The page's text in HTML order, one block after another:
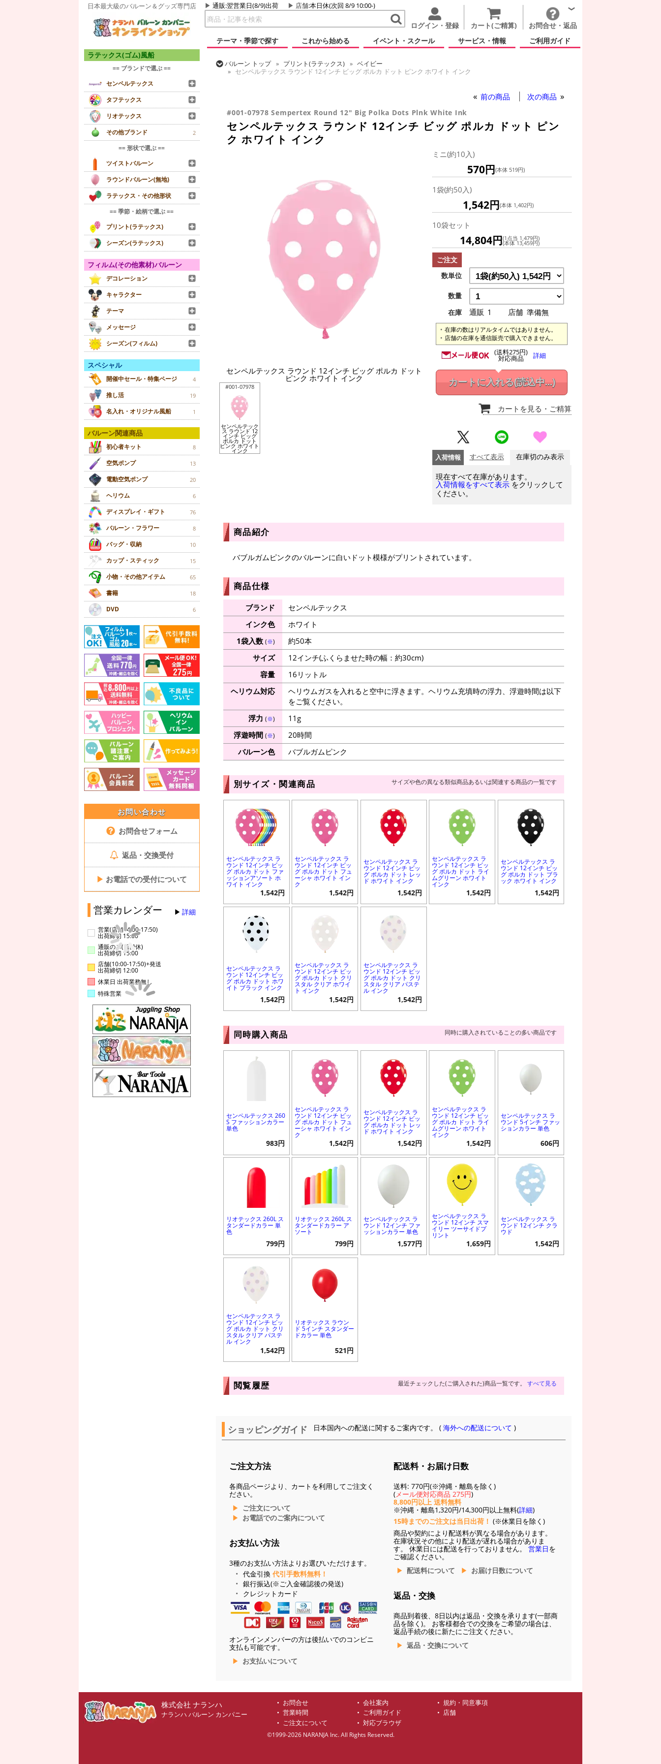
日本最大級のバルーン＆グッズ専門店 通販:翌営業日(8/9)出荷 店舗:本日休(次回 8/9 10:00-)
ログイン・登録 カート(ご精算)
お問合せ・返品
テーマ・季節で探す
これから始める イベント・スクール サービス・情報 ご利用ガイド
ラテックス(ゴム)風船
== ブランドで選ぶ ==
センペルテックス
タフテックス
リオテックス
その他ブランド
2
== 形状で選ぶ ==
ツイストバルーン
ラウンドバルーン(無地)
ラテックス・その他形状
== 季節・絵柄で選ぶ ==
プリント(ラテックス)
シーズン(ラテックス)
フィルム(その他素材)バルーン
デコレーション
キャラクター
テーマ
メッセージ
シーズン(フィルム)
スペシャル
開催中セール・特集ページ 4
推し活 19
名入れ・オリジナル風船 1
バルーン関連商品
初心者キット 8
空気ポンプ 13
電動空気ポンプ 20
ヘリウム 6
ディスプレイ・ギフト 76
バルーン・フラワー 8
バッグ・収納 10
カップ・スティック 15
小物・その他アイテム 65
書籍 18
DVD 6
お問い合わせ
お問合せフォーム
返品・交換受付
▶ お電話での受付について
営業カレンダー 詳細
営業(店舗14:00-17:50)
出荷締切 15:00
通販のみ(店舗休)
出荷締切 15:00
店舗(10:00-17:50)+発送
出荷締切 12:00
休業日 出荷業務無し
特殊営業
バルーン トップ プリント(ラテックス)
ベイビー
センペルテックス ラウンド 12インチ ビッグ ポルカ ドット ピンク ホワイト インク
前の商品 次の商品
#001-07978 Sempertex Round 12" Big Polka Dots Plnk White Ink
センペルテックス ラウンド 12インチ ビッグ ポルカ ドット ピン
ク ホワイト インク
センペルテックス ラウンド 12インチ ビッグ ポルカ ドット
ピンク ホワイト インク
#001-07978
センペルテック
ス ラウンド 12
インチ ビッグ
ポルカ ドット
ピンク ホワイト
インク
ミニ(約10入)
570円(本体 519円)
1袋(約50入)
1,542円(本体 1,402円)
10袋セット
14,804円(1点当 1,479円)
(本体 13,459円)
ご注文
数単位
数量
在庫
通販 1 店舗 準備無
在庫の数はリアルタイムではありません。
店舗の在庫を通信販売で購入できません。
(送料275円)
対応商品 詳細
カートに入れる(読込中...)
カートを見る ・ご精算
入荷情報 すべて表示 在庫切のみ表示
現在すべて在庫があります。
入荷情報をすべて表示 をクリックして
ください。
商品紹介
バブルガムピンクのバルーンに白いドット模様がプリントされています。
商品仕様
ブランド
センペルテックス
インク色
ホワイト
1袋入数 (※)
約50本
サイズ
12インチ(ふくらませた時の幅：約30cm)
容量
16リットル
ヘリウム対応
ヘリウムガスを入れると空中に浮きます。ヘリウム充填時の浮力、浮遊時間は以下
をご覧ください。
浮力 (※)
11g
浮遊時間 (※)
20時間
バルーン色
バブルガムピンク
別サイズ・関連商品 サイズや色の異なる類似商品あるいは関連する商品の一覧です
センペルテックス ラ
ウンド 12インチ ビッ
グ ポルカ ドット ファ
ッションアソート ホ
ワイト インク
1,542円
センペルテックス ラ
ウンド 12インチ ビッ
グ ポルカ ドット フュ
ーシャ ホワイト イン
ク
1,542円
センペルテックス ラ
ウンド 12インチ ビッ
グ ポルカ ドット レッ
ド ホワイト インク
1,542円
センペルテックス ラ
ウンド 12インチ ビッ
グ ポルカ ドット ライ
ムグリーン ホワイト
インク
1,542円
センペルテックス ラ
ウンド 12インチ ビッ
グ ポルカ ドット ブラ
ック ホワイト インク
1,542円
センペルテックス ラ
ウンド 12インチ ビッ
グ ポルカ ドット ホワ
イト ブラック インク
1,542円
センペルテックス ラ
ウンド 12インチ ビッ
グ ポルカ ドット クリ
スタル クリア ホワイ
ト インク
1,542円
センペルテックス ラ
ウンド 12インチ ビッ
グ ポルカ ドット クリ
スタル クリア パステ
ル インク
1,542円
同時購入商品 同時に購入されていることの多い商品です
センペルテックス 260
S ファッションカラー
単色
983円
センペルテックス ラ
ウンド 12インチ ビッ
グ ポルカ ドット フュ
ーシャ ホワイト イン
ク
1,542円
センペルテックス ラ
ウンド 12インチ ビッ
グ ポルカ ドット レッ
ド ホワイト インク
1,542円
センペルテックス ラ
ウンド 12インチ ビッ
グ ポルカ ドット ライ
ムグリーン ホワイト
インク
1,542円
センペルテックス ラ
ウンド 5インチ ファッ
ションカラー 単色
606円
リオテックス 260L ス
タンダードカラー 単
色
799円
リオテックス 260L ス
タンダードカラー ア
ソート
799円
センペルテックス ラ
ウンド 12インチ ファ
ッションカラー 単色
1,577円
センペルテックス ラ
ウンド 12インチ スマ
イリー ツーサイドプ
リント
1,659円
センペルテックス ラ
ウンド 12インチ クラ
ウド
1,542円
センペルテックス ラ
ウンド 12インチ ビッ
グ ポルカ ドット クリ
スタル クリア パステ
ル インク
1,542円
リオテックス ラウン
ド 5インチ スタンダー
ドカラー 単色
521円
閲覧履歴 最近チェックした(ご購入された)商品一覧です。 すべて見る
ショッピングガイド 日本国内への配送に関するご案内です。 (海外への配送について )
ご注文方法
各商品ページより、カートを利用してご注文く
ださい。
ご注文について
お電話でのご案内について
お支払い方法
3種のお支払い方法よりお選びいただけます。
代金引換 代引手数料無料！
銀行振込(※ご入金確認後の発送)
クレジットカード
オンラインメンバーの方は後払いでのコンビニ
支払も可能です。
お支払いについて
配送料・お届け日数
送料: 770円(※沖縄・離島を除く)
(メール便対応商品 275円)
8,800円以上 送料無料
※沖縄・離島1,320円/14,300円以上無料(詳細)
15時までのご注文は当日出荷！ (※休業日を除く)
商品や契約により配送料が異なる場合があります。
在庫状況その他により配送が遅れる場合がありま
す。 休業日には配送を行っておりません。 営業日を
ご確認ください。
配送料について
お届け日数について
返品・交換
商品到着後、8日以内は返品・交換を承ります(一部商
品を除く)。 お客様都合での交換をご希望の場合は、
返品手続の後に新たにご注文ください。
返品・交換について
株式会社 ナランハ
ナランハ バルーン カンパニー
お問合せ 会社案内
規約・同意事項
営業時間
ご利用ガイド
店舗
ご注文について
対応ブラウザ
©1999-2026 NARANJA Inc. All Rights Reserved.